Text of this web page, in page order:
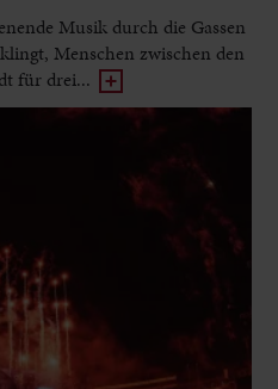
Musik durch die Gassen
Menschen zwischen den
für drei...